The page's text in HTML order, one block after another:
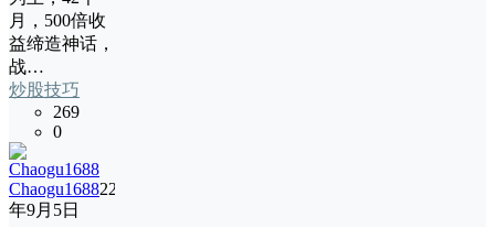
月，500倍收
益缔造神话，
战…
炒股技巧
269
0
Chaogu168822
年9月5日